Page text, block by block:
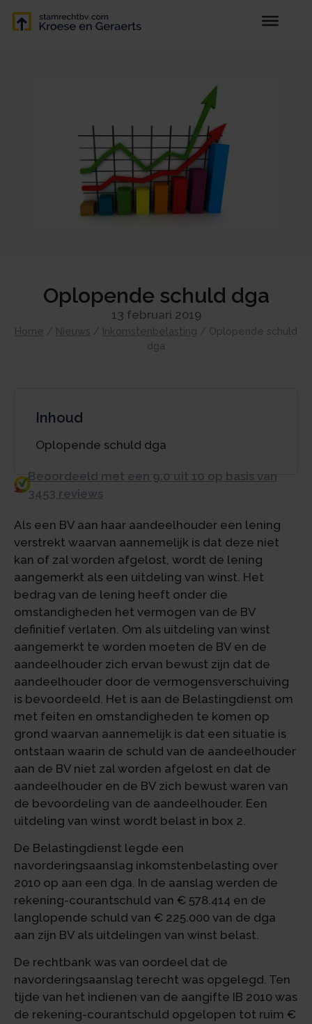
Oplopende schuld dga
13 februari 2019
Home / Nieuws / Inkomstenbelasting / Oplopende schuld
dga
Inhoud
Oplopende schuld dga
Beoordeeld met een 9.0 uit 10 op basis van
3453 reviews
Als een BV aan haar aandeelhouder een lening
verstrekt waarvan aannemelijk is dat deze niet
kan of zal worden afgelost, wordt de lening
aangemerkt als een uitdeling van winst. Het
bedrag van de lening heeft onder die
omstandigheden het vermogen van de BV
definitief verlaten. Om als uitdeling van winst
aangemerkt te worden moeten de BV en de
aandeelhouder zich ervan bewust zijn dat de
aandeelhouder door de vermogensverschuiving
is bevoordeeld. Het is aan de Belastingdienst om
met feiten en omstandigheden te komen op
grond waarvan aannemelijk is dat een situatie is
ontstaan waarin de schuld van de aandeelhouder
aan de BV niet zal worden afgelost en dat de
aandeelhouder en de BV zich bewust waren van
de bevoordeling van de aandeelhouder. Een
uitdeling van winst wordt belast in box 2.
De Belastingdienst legde een
navorderingsaanslag inkomstenbelasting over
2010 op aan een dga. In de aanslag werden de
rekening-courantschuld van € 578.414 en de
langlopende schuld van € 225.000 van de dga
aan zijn BV als uitdelingen van winst belast.
De rechtbank was van oordeel dat de
navorderingsaanslag terecht was opgelegd. Ten
tijde van het indienen van de aangifte IB 2010 was
de rekening-courantschuld opgelopen tot ruim €